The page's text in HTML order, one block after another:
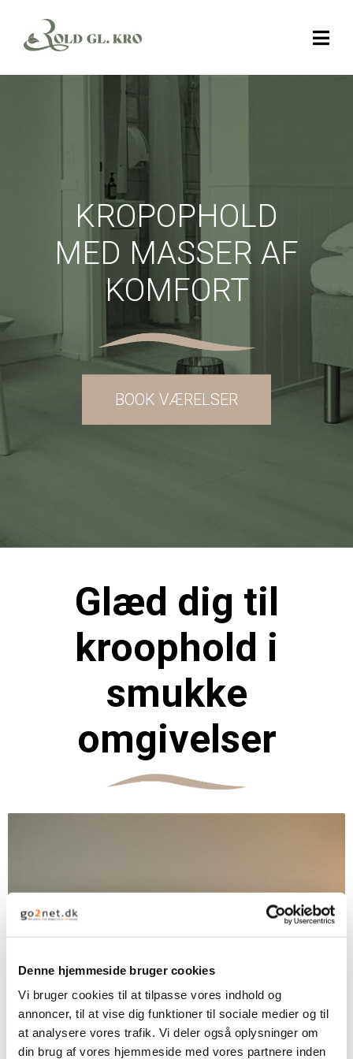
Denne hjemmeside bruger cookies
Vi bruger cookies til at tilpasse vores indhold og
annoncer, til at vise dig funktioner til sociale medier og til
at analysere vores trafik. Vi deler også oplysninger om
din brug af vores hjemmeside med vores partnere inden
KROPOPHOLD
MED MASSER AF
KOMFORT
BOOK VÆRELSER
Glæd dig til
kroophold i
smukke
omgivelser
26 værelser i stueplan med dobbeltseng og indhegnet
terrasse på 4x4 m foran hvert værelse.